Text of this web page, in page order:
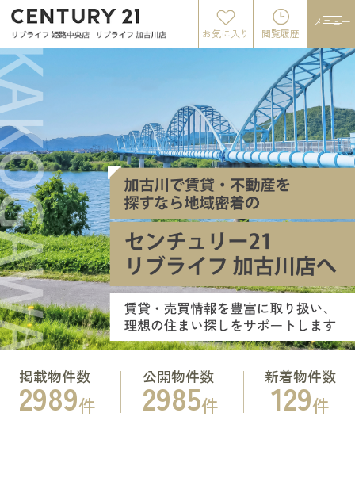
お気に入り 閲覧履歴
メニュー
掲載物件数
2989件
公開物件数
2985件
新着物件数
129件